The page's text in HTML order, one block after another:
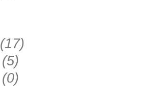
(17)
(5)
(0)